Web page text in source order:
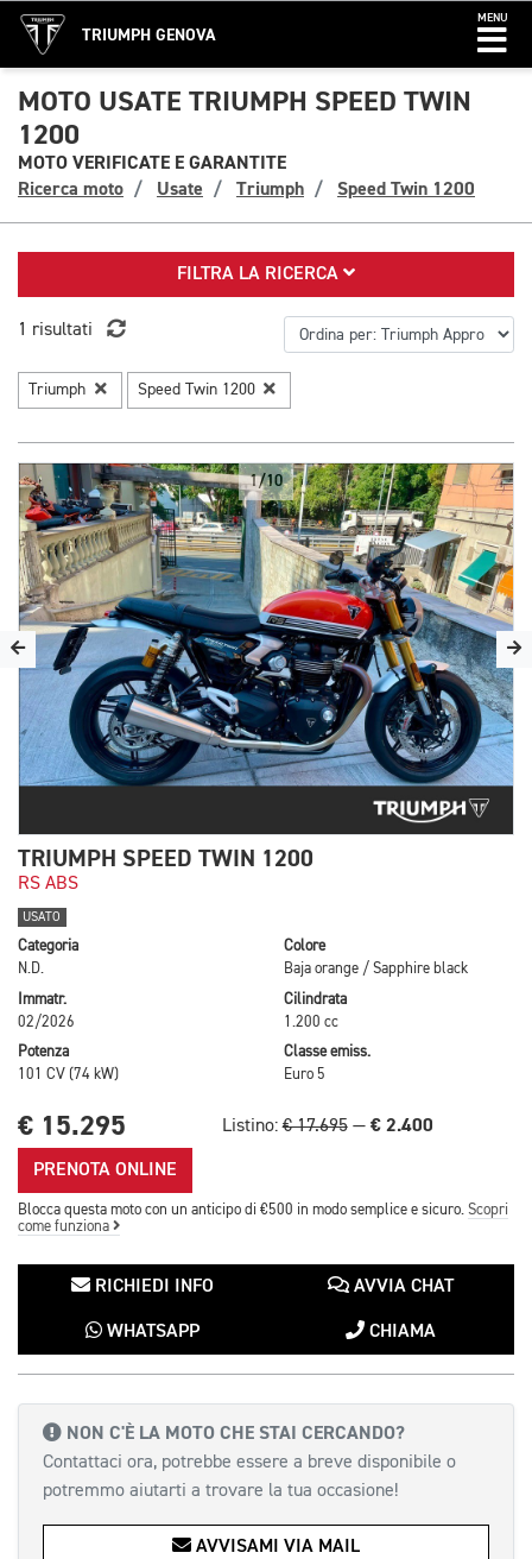
TRIUMPH GENOVA
MENU
MOTO USATE TRIUMPH SPEED TWIN
1200
MOTO VERIFICATE E GARANTITE
Ricerca moto
Usate Triumph Speed Twin 1200
FILTRA LA RICERCA
1 risultati
Triumph Speed Twin 1200
1/10
TRIUMPH SPEED TWIN 1200
RS ABS
USATO
Categoria
N.D.
Colore
Baja orange / Sapphire black
Immatr.
02/2026
Cilindrata
1.200 cc
Potenza
101 CV (74 kW)
Classe emiss.
Euro 5
€ 15.295 Listino:€ 17.695 — € 2.400
PRENOTA ONLINE
Blocca questa moto con un anticipo di €500 in modo semplice e sicuro. Scopri
come funziona
RICHIEDI INFO AVVIA CHAT
WHATSAPP CHIAMA
NON C'È LA MOTO CHE STAI CERCANDO?
Contattaci ora, potrebbe essere a breve disponibile o
potremmo aiutarti a trovare la tua occasione!
AVVISAMI VIA MAIL